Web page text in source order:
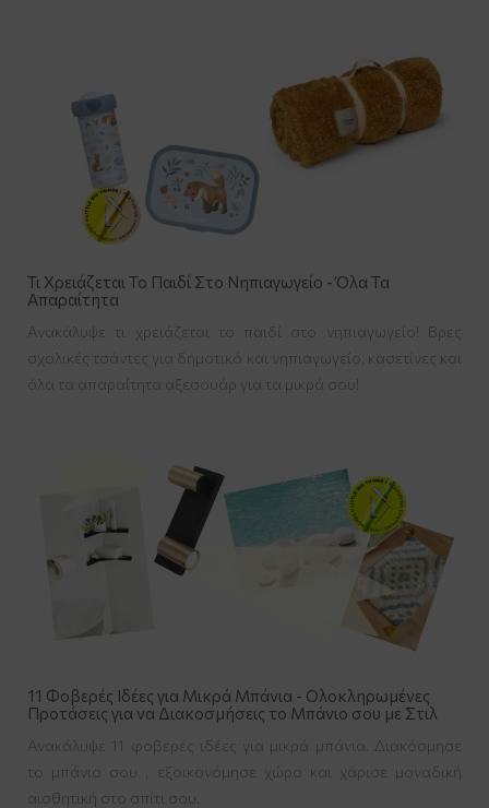
Τι Χρειάζεται Το Παιδί Στο Νηπιαγωγείο - Όλα Τα
Απαραίτητα
Ανακάλυψε τι χρειάζεται το παιδί στο νηπιαγωγείο! Βρες
σχολικές τσάντες για δημοτικό και νηπιαγωγείο, κασετίνες και
όλα τα απαραίτητα αξεσουάρ για τα μικρά σου!
11 Φοβερές Ιδέες για Μικρά Μπάνια - Ολοκληρωμένες
Προτάσεις για να Διακοσμήσεις το Μπάνιο σου με Στιλ
Ανακάλυψε 11 φοβερές ιδέες για μικρά μπάνια. Διακόσμησε
το μπάνιο σου , εξοικονόμησε χώρο και χάρισε μοναδική
αισθητική στο σπίτι σου.